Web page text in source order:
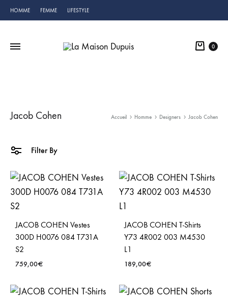
HOMME FEMME LIFESTYLE
Cart
0
Jacob Cohen Accueil Homme Designers Jacob Cohen
Filter By
JACOB COHEN Vestes
300D H0076 084 T731A
S2
759,00€
JACOB COHEN T-Shirts
Y73 4R002 003 M4530
L1
189,00€